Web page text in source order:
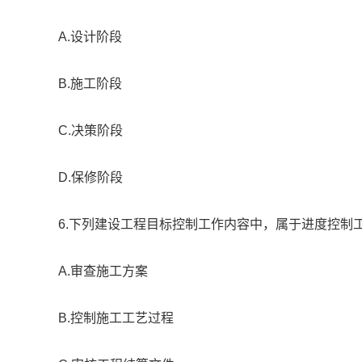
A.设计阶段
B.施工阶段
C.决策阶段
D.保修阶段
6.下列建设工程目标控制工作内容中，属于进度控制
A.审查施工方案
B.控制施工工艺过程